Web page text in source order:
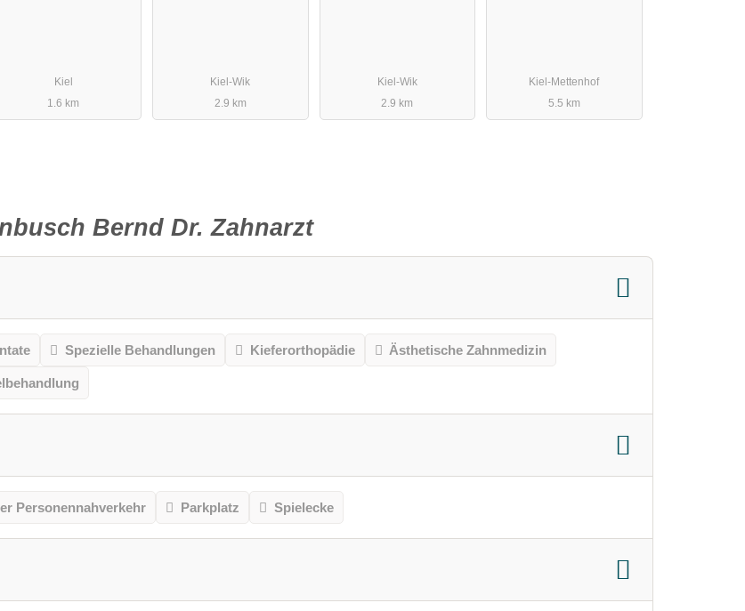
Kiel
1.6 km
Kiel-Wik
2.9 km
Kiel-Wik
2.9 km
Kiel-Mettenhof
5.5 km
Bernd Dr. Zahnarzt
Spezielle Behandlungen Kieferorthopädie Ästhetische Zahnmedizin
Personennahverkehr Parkplatz Spielecke